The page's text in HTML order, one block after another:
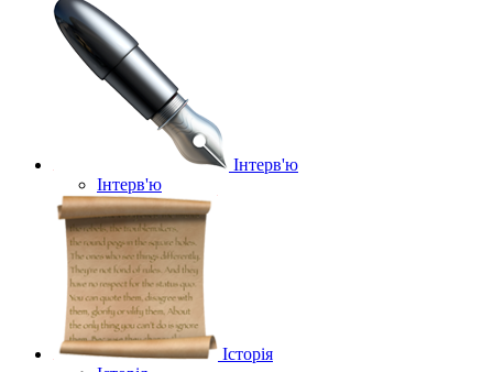
Інтерв'ю
Інтерв'ю
Історія